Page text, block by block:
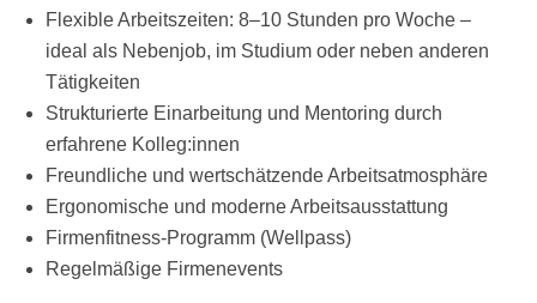
Flexible Arbeitszeiten: 8–10 Stunden pro Woche –
ideal als Nebenjob, im Studium oder neben anderen
Tätigkeiten
Strukturierte Einarbeitung und Mentoring durch
erfahrene Kolleg:innen
Freundliche und wertschätzende Arbeitsatmosphäre
Ergonomische und moderne Arbeitsausstattung
Firmenfitness-Programm (Wellpass)
Regelmäßige Firmenevents